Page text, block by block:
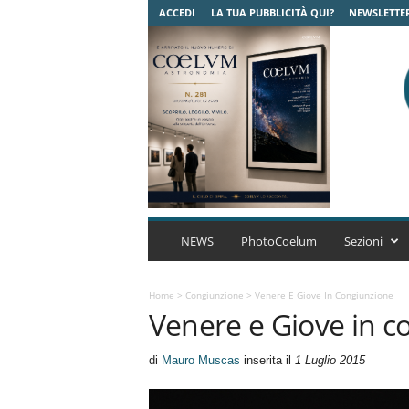
ACCEDI LA TUA PUBBLICITÀ QUI?
C
u
A
r
NEWS PhotoCoelum Sezioni
Home > Congiunzione > Venere E Giove In Congiunzione
Venere e Giove in
di Mauro Muscas inserita il 1 Luglio 2015